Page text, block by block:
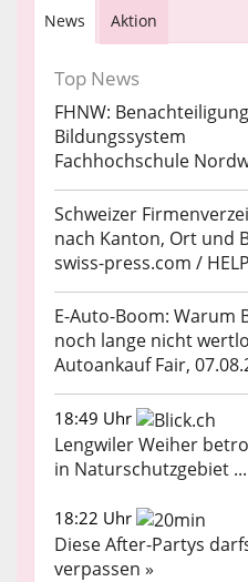
News Aktion
Top News
FHNW:
Bildungssystem
Fachhochschule
Schweizer
nach Kanton, Ort und
swiss-press.com /
E-Auto-Boom: Warum
noch lange nicht
Autoankauf Fair,
18:49 Uhr
Lengwiler Weiher
in Naturschutzgebiet ...
18:22 Uhr
Diese After-Partys
verpassen »